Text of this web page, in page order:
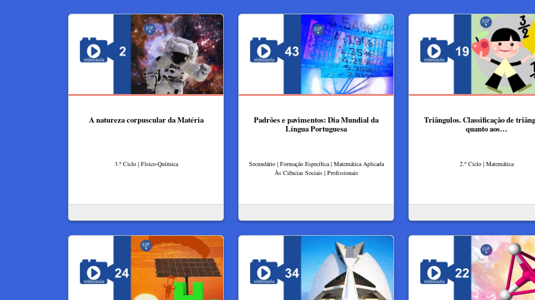
A natureza corpuscular da Matéria
3.º Ciclo | Físico-Química
Padrões e pavimentos: Dia Mundial da
Língua Portuguesa
Secundário | Formação Específica | Matemática Aplicada
Às Ciências Sociais | Profissionais
Triângulos. Classificação de
quanto aos…
2.º Ciclo | Matemática